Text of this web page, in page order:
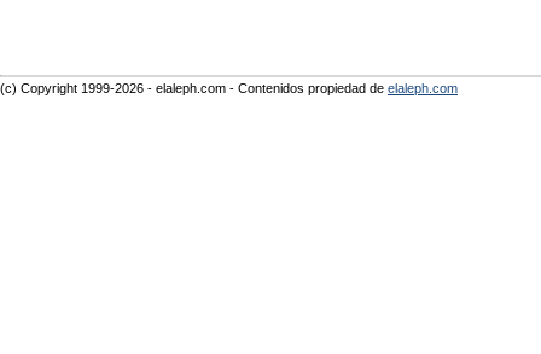
(c) Copyright 1999-2026 - elaleph.com - Contenidos propiedad de elaleph.com